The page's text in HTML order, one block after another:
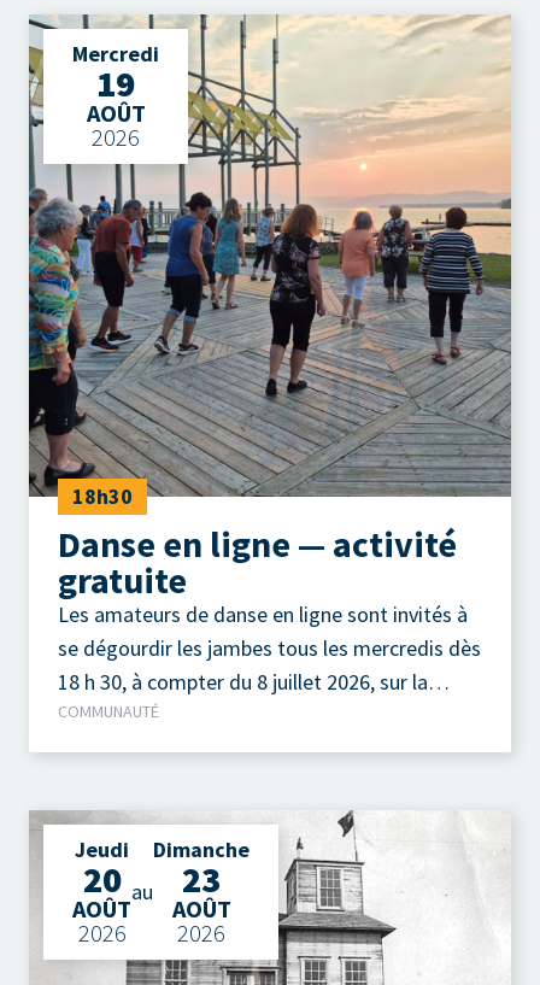
Mercredi
19
AOÛT
2026
18h30
Danse en ligne — activité
gratuite
Les amateurs de danse en ligne sont invités à
se dégourdir les jambes tous les mercredis dès
18 h 30, à compter du 8 juillet 2026, sur la
terrasse extérieure du Camp à Jos, au parc de
la Pointe-Taylor !
COMMUNAUTÉ
Jeudi
20
AOÛT
2026
Dimanche
23
AOÛT
2026
au